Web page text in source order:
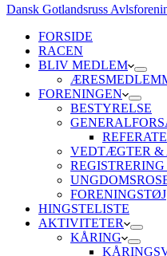
Dansk Gotlandsruss
FORSIDE
RACEN
BLIV MEDLEM
FORENINGEN
BESTYRELSE
VEDTÆGTER &
FORENINGSTØJ
HINGSTELISTE
AKTIVITETER
KÅRING